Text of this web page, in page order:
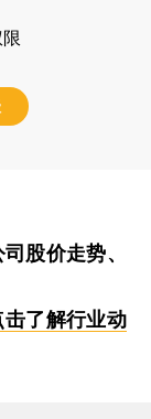
股价走势、
击了解行业动